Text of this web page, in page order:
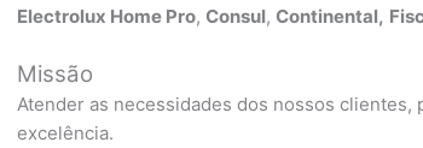
Electrolux Home Pro,Consul,Continental,
Missão
Atender as necessidades dos nossos clientes,
excelência.